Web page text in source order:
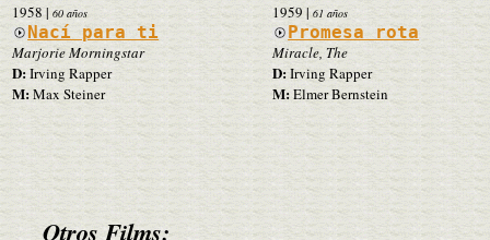
1958| 60 años
Nací para ti
Marjorie Morningstar
D:Irving Rapper
M: Max Steiner
1959 |61 años
Promesa rota
Miracle, The
D:Irving Rapper
M:Elmer Bernstein
Otros Films: